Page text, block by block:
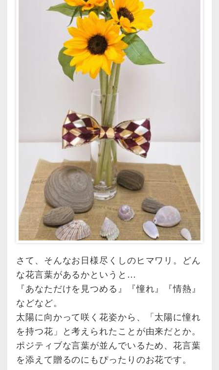
さて、そんなお日様尽くしのヒマワリ。どん
な花言葉があるかというと…
『あなただけを見つめる』『憧れ』『情熱』
などなど。
太陽に向かって咲く花姿から、「太陽に憧れ
を持つ花」と考えられたことが由来だとか。
ポジティブな言葉が並んでいるため、花言葉
を添えて贈るのにもぴったりのお花です。